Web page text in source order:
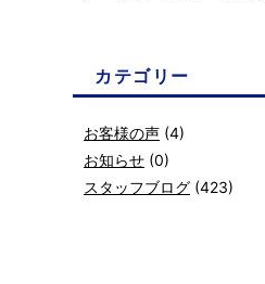
カテゴリー
お客様の声 (4)
お知らせ (0)
スタッフブログ (423)